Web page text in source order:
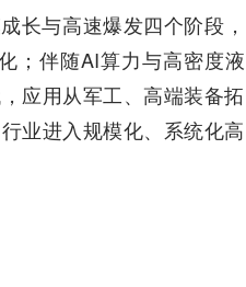
长与高速爆发四个阶段，
；伴随AI算力与高密度液
应用从军工、高端装备拓
业进入规模化、系统化高